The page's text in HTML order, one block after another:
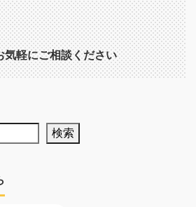
軽にご相談ください
検索